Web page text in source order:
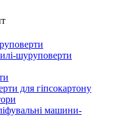
шуруповерти
для гіпсокартону
машини-